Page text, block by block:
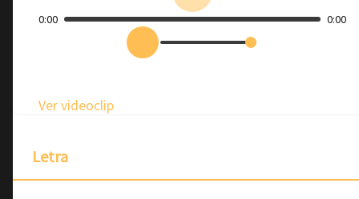
0:00 0:00
Ver videoclip
Letra